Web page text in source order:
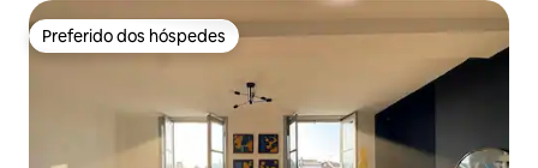
Preferido dos hóspedes
Preferido dos hóspedes